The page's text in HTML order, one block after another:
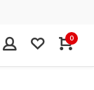
0